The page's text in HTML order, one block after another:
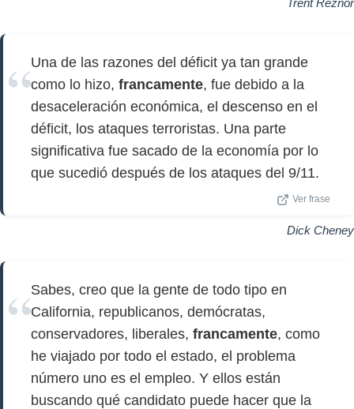
Trent Reznor
Una de las razones del déficit ya tan grande
como lo hizo, francamente, fue debido a la
desaceleración económica, el descenso en el
déficit, los ataques terroristas. Una parte
significativa fue sacado de la economía por lo
que sucedió después de los ataques del 9/11.
Ver frase
Dick Cheney
Sabes, creo que la gente de todo tipo en
California, republicanos, demócratas,
conservadores, liberales, francamente, como
he viajado por todo el estado, el problema
número uno es el empleo. Y ellos están
buscando qué candidato puede hacer que la